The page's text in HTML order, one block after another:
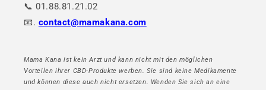
📞 01.88.81.21.02
📧. contact@mamakana.com
Mama Kana ist kein Arzt und kann nicht mit den möglichen
Vorteilen ihrer CBD-Produkte werben. Sie sind keine Medikamente
und können diese auch nicht ersetzen. Wenden Sie sich an eine